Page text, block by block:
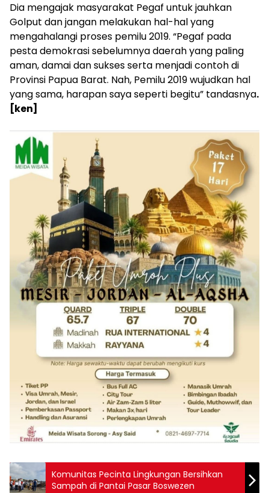
Dia mengajak masyarakat Pegaf untuk jauhkan
Golput dan jangan melakukan hal-hal yang
mengahalangi proses pemilu 2019. “Pegaf pada
pesta demokrasi sebelumnya daerah yang paling
aman, damai dan sukses serta menjadi contoh di
Provinsi Papua Barat. Nah, Pemilu 2019 wujudkan hal
yang sama, harapan saya seperti begitu” tandasnya.
[ken]
Komunitas Pecinta Lingkungan Bersihkan
Sampah di Pantai Pasar Boswezen